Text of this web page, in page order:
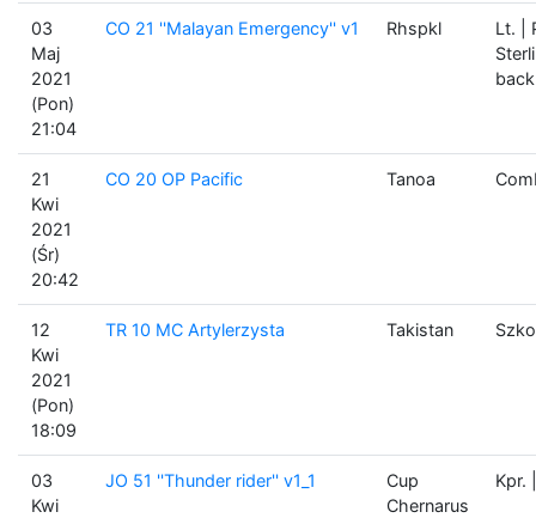
03
Maj
2021
(Pon)
21:04
CO 21 ''Malayan Emergency'' v1 Rhspkl
Lt. |
21
Kwi
2021
(Śr)
20:42
CO 20 OP Pacific Tanoa
12
Kwi
2021
(Pon)
18:09
TR 10 MC Artylerzysta Takistan
03
Kwi
JO 51 ''Thunder rider'' v1_1
Cup
Chernarus
Kpr.